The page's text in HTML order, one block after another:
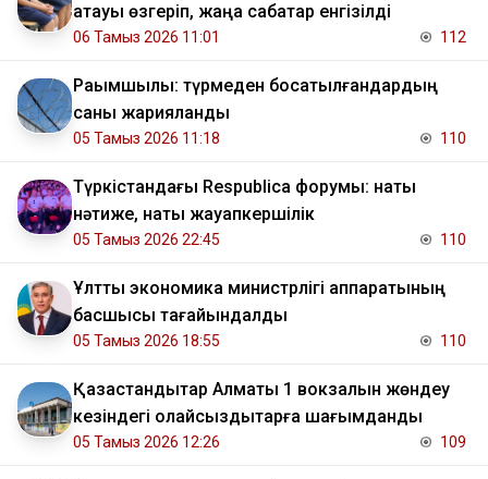
атауы өзгеріп, жаңа сабақтар енгізілді
06 Тамыз 2026 11:01 112
Рақымшылық: түрмеден босатылғандардың
саны жарияланды
05 Тамыз 2026 11:18 110
Түркістандағы Respublica форумы: нақты
нәтиже, нақты жауапкершілік
05 Тамыз 2026 22:45 110
Ұлттық экономика министрлігі аппаратының
басшысы тағайындалды
05 Тамыз 2026 18:55 110
Қазақстандықтар Алматы 1 вокзалын жөндеу
кезіндегі қолайсыздықтарға шағымданды
05 Тамыз 2026 12:26 109